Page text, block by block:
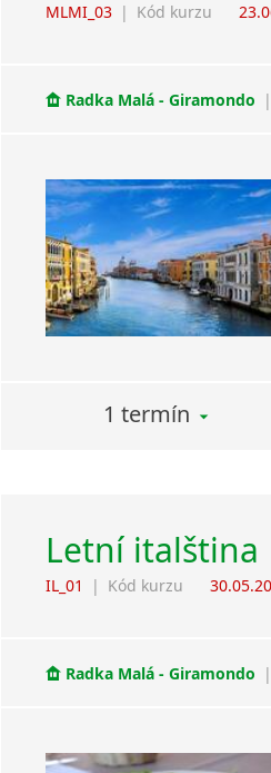
MLMI_03 | Kód kurzu
Radka Malá - Giramondo |
1 termín
Letní italština
IL_01 | Kód kurzu
Radka Malá - Giramondo |